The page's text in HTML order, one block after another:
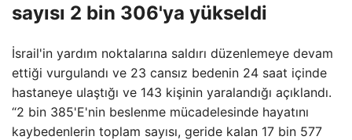
sayısı 2 bin 306'ya yükseldi
İsrail'in yardım noktalarına saldırı düzenlemeye devam
ettiği vurgulandı ve 23 cansız bedenin 24 saat içinde
hastaneye ulaştığı ve 143 kişinin yaralandığı açıklandı.
“2 bin 385'E'nin beslenme mücadelesinde hayatını
kaybedenlerin toplam sayısı, geride kalan 17 bin 577